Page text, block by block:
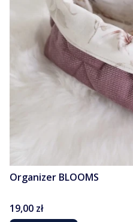
Organizer BLOOMS
Cena
19,00 zł